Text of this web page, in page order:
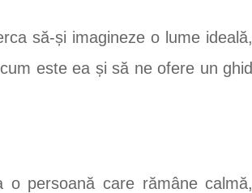
să-și imagineze o lume ideală,
este ea și să ne ofere un ghid
o persoană care rămâne calmă,